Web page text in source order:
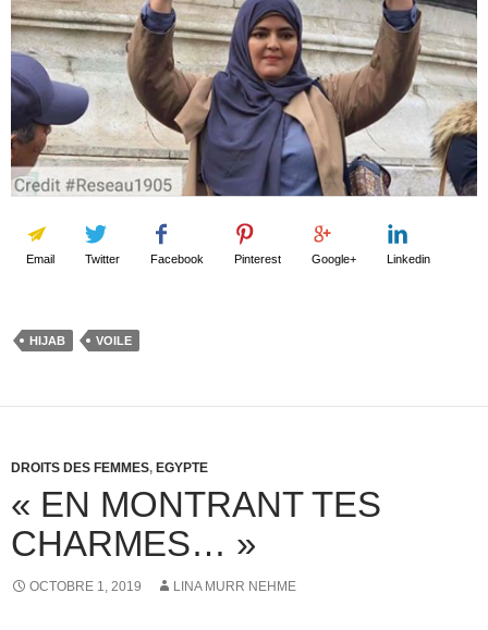
Email Twitter Facebook Pinterest Google+ Linkedin
HIJAB VOILE
DROITS DES FEMMES, EGYPTE
« EN MONTRANT TES
CHARMES… »
OCTOBRE 1, 2019 LINA MURR NEHME